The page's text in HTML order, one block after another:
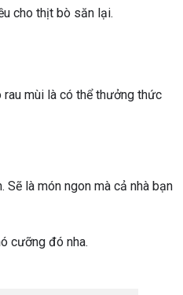
cho thịt bò săn lại.
rau mùi là có thể thưởng thức
là món ngon mà cả nhà bạn
cưỡng đó nha.